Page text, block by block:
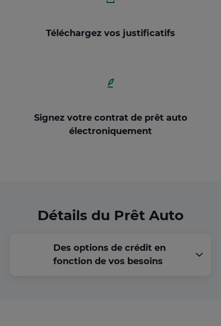
Téléchargez vos justificatifs
Signez votre contrat de prêt auto
électroniquement
Détails du Prêt Auto
Des options de crédit en
fonction de vos besoins